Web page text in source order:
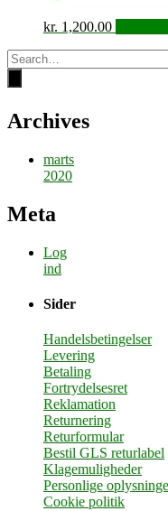
kr. 1,200.00
Archives
marts
2020
Meta
Log
ind
Sider
Handelsbetingelser
Levering
Betaling
Fortrydelsesret
Reklamation
Returnering
Returformular
Bestil GLS returlabel
Klagemuligheder
Personlige
Cookie politik